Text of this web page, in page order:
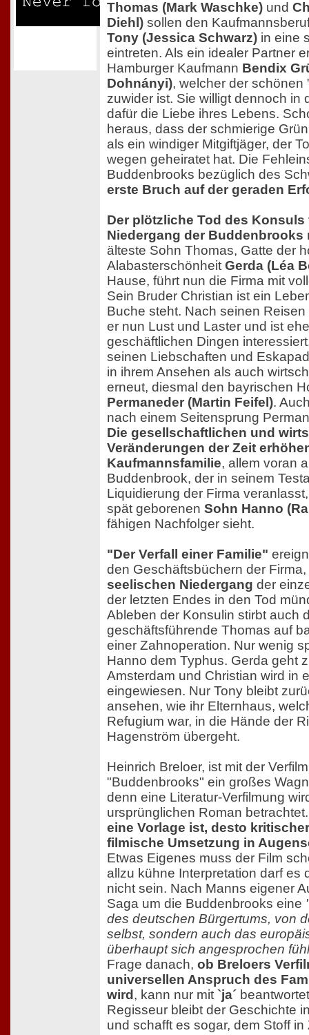
Thomas (Mark Waschke) und
Diehl) sollen den
Tony (Jessica Schwarz) in eine
eintreten. Als ein idealer Partner
Hamburger Kaufmann Bendix
Dohnányi), welcher der
zuwider ist. Sie willigt dennoch in
dafür die Liebe ihres Lebens.
heraus, dass der schmierige
als ein windiger Mitgiftjäger, der
wegen geheiratet hat. Die
Buddenbrooks bezüglich des
erste Bruch auf der geraden
Der plötzliche Tod des Konsuls
Niedergang der Buddenbrooks
älteste Sohn Thomas, Gatte der
Alabasterschönheit Gerda (Léa
Hause, führt nun die Firma mit
Sein Bruder Christian ist ein
Buche steht. Nach seinen
er nun Lust und Laster und ist
geschäftlichen Dingen
seinen Liebschaften und
in ihrem Ansehen als auch
erneut, diesmal den bayrischen
Permaneder (Martin Feifel).
nach einem Seitensprung
Die gesellschaftlichen und
Veränderungen der Zeit
Kaufmannsfamilie, allem voran
Buddenbrook, der in seinem
Liquidierung der Firma
spät geborenen Sohn Hanno
fähigen Nachfolger sieht.
"Der Verfall einer Familie"
den Geschäftsbüchern der
seelischen Niedergang der
der letzten Endes in den Tod
Ableben der Konsulin stirbt auch
geschäftsführende Thomas auf
einer Zahnoperation. Nur wenig
Hanno dem Typhus. Gerda geht
Amsterdam und Christian wird in
eingewiesen. Nur Tony bleibt
ansehen, wie ihr Elternhaus,
Refugium war, in die Hände der
Hagenström übergeht.
Heinrich Breloer, ist mit der
"Buddenbrooks" ein großes
denn eine Literatur-Verfilmung
ursprünglichen Roman
eine Vorlage ist, desto
filmische Umsetzung in
Etwas Eigenes muss der Film
allzu kühne Interpretation darf es
nicht sein. Nach Manns eigener
Saga um die Buddenbrooks eine
des deutschen Bürgertums, von
selbst, sondern auch das
überhaupt sich angesprochen
Frage danach, ob Breloers
universellen Anspruch des
wird , kann nur mit `ja´
Regisseur bleibt der Geschichte
und schafft es sogar, dem Stoff